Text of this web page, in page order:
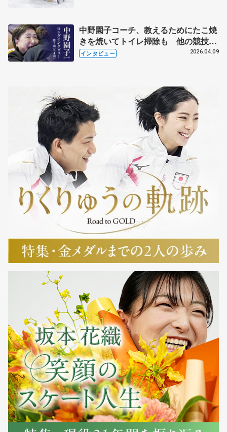
中野園子コーチ、教えるためにたこ焼
きを焼いてトイレ掃除も 他の競技に
も通用するという坂本花織の筋肉
インタビュー 2026.04.09